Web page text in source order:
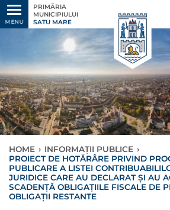
MENU
PRIMĂRIA
MUNICIPIULUI
SATU MARE
HOME › INFORMAȚII PUBLICE ›
PROIECT DE HOTĂRÂRE PRIVIND
PUBLICARE A LISTEI
JURIDICE CARE AU DECLARAT ŞI AU
SCADENŢĂ OBLIGAŢIILE FISCALE DE
OBLIGAŢII RESTANTE